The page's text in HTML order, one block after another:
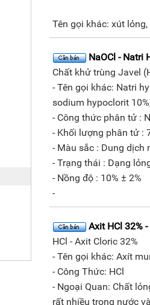
Tên gọi khác: xút
NaOCl - Natri
Chất khử trùng Javel
- Tên gọi khác: Natri
sodium hypoclorit
- Công thức phân tử :
- Khối lượng phân tử :
- Màu sắc : Dung dịch
- Trạng thái : Dạng
- Nồng độ : 10% ± 2%
-
Axit HCl 32%
HCl - Axit Cloric 32%
- Tên gọi khác: Axít
- Công Thức: HCl
- Ngoại Quan: Chất
rất nhiều trong nước